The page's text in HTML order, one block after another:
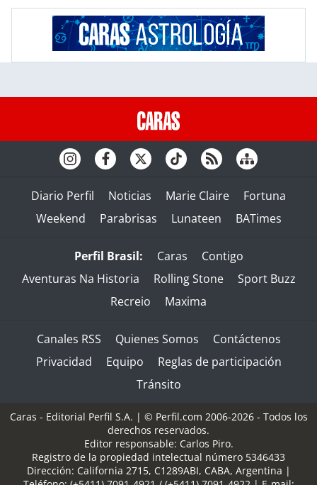
Diario Perfil Noticias Marie Claire
Fortuna
Weekend
Parabrisas Lunateen BATimes
Perfil Brasil: Caras
Contigo
Aventuras Na Historia
Rolling Stone
Sport Buzz
Recreio
Maxima
Canales RSS Quienes Somos
Contáctenos
Privacidad
Equipo
Reglas de participación
Tránsito
Caras - Editorial Perfil S.A. | © Perfil.com 2006-2026 - Todos los
derechos reservados.
Editor responsable: Carlos Piro.
Registro de la propiedad intelectual número 5346433
Dirección: California 2715, C1289ABI, CABA, Argentina |